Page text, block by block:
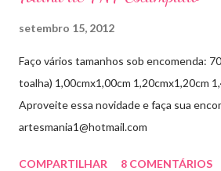
setembro 15, 2012
Faço vários tamanhos sob encomenda:
toalha) 1,00cmx1,00cm 1,20cmx1,20cm
Aproveite essa novidade e faça sua
artesmania1@hotmail.com
COMPARTILHAR 8 COMENTÁRIOS